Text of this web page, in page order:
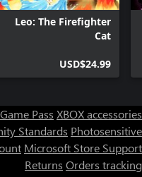
Leo: The Firefighter
Cat
USD$24.99
Pass XBOX accessories
Standards Photosensitive
Microsoft Store Support
Returns Orders tracking